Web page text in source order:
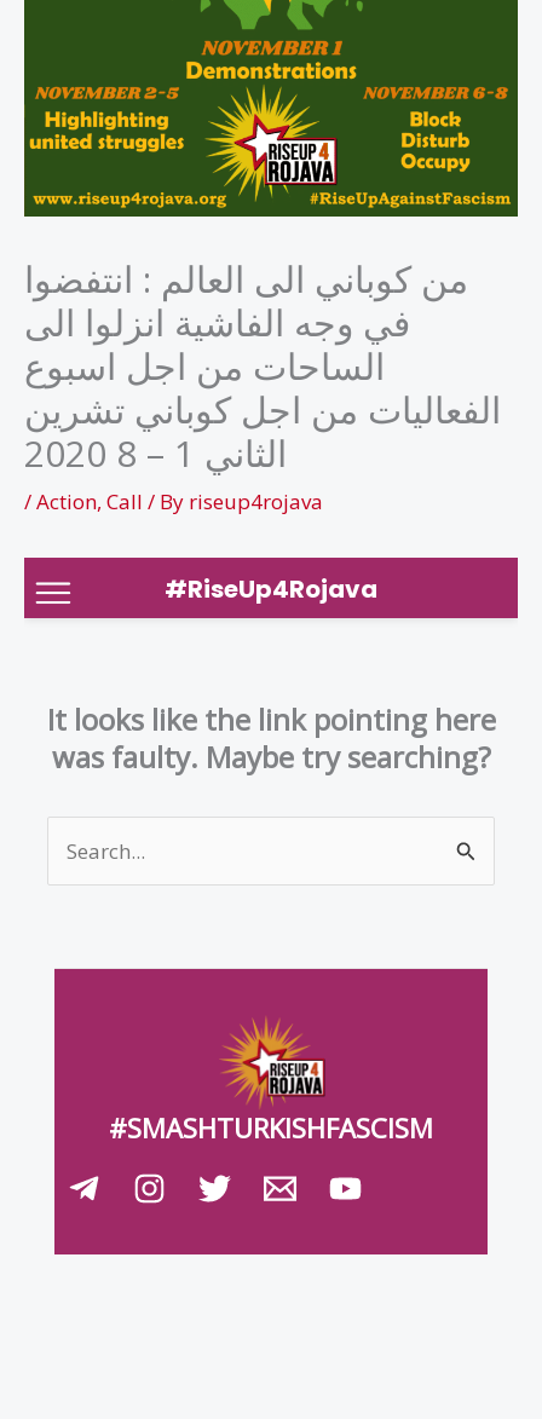
من كوباني الى العالم : انتفضوا
في وجه الفاشية انزلوا الى
الساحات من اجل اسبوع
الفعاليات من اجل كوباني تشرين
الثاني 1 – 8 2020
/Action, Call / By riseup4rojava